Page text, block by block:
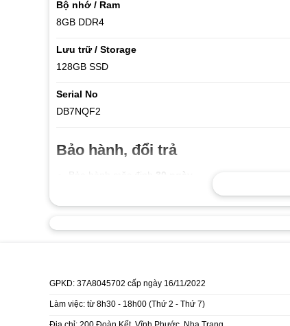
Bộ nhớ / Ram
8GB DDR4
Lưu trữ / Storage
128GB SSD
Serial No
DB7NQF2
Bảo hành, đổi trả
Bảo hành mặc định
30 ngày
Bảo trì vệ sinh miễn phí trọn đời máy
Tặng kèm túi xách hoặc chuột
Miễn phí vận chuyển khi thanh
GPKD: 37A8045702 cấp ngày 16/11/2022
Làm việc: từ 8h30 - 18h00 (Thứ 2 - Thứ 7)